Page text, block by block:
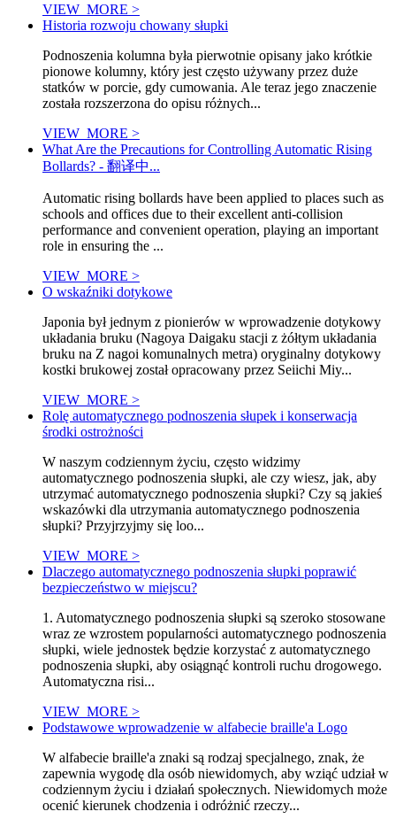
VIEW_MORE >
Historia rozwoju chowany słupki
Podnoszenia kolumna była pierwotnie opisany jako krótkie
pionowe kolumny, który jest często używany przez duże
statków w porcie, gdy cumowania. Ale teraz jego znaczenie
została rozszerzona do opisu różnych...
VIEW_MORE >
What Are the Precautions for Controlling Automatic Rising
Bollards? - 翻译中...
Automatic rising bollards have been applied to places such as
schools and offices due to their excellent anti-collision
performance and convenient operation, playing an important
role in ensuring the ...
VIEW_MORE >
O wskaźniki dotykowe
Japonia był jednym z pionierów w wprowadzenie dotykowy
układania bruku (Nagoya Daigaku stacji z żółtym układania
bruku na Z nagoi komunalnych metra) oryginalny dotykowy
kostki brukowej został opracowany przez Seiichi Miy...
VIEW_MORE >
Rolę automatycznego podnoszenia słupek i konserwacja
środki ostrożności
W naszym codziennym życiu, często widzimy
automatycznego podnoszenia słupki, ale czy wiesz, jak, aby
utrzymać automatycznego podnoszenia słupki? Czy są jakieś
wskazówki dla utrzymania automatycznego podnoszenia
słupki? Przyjrzyjmy się loo...
VIEW_MORE >
Dlaczego automatycznego podnoszenia słupki poprawić
bezpieczeństwo w miejscu?
1. Automatycznego podnoszenia słupki są szeroko stosowane
wraz ze wzrostem popularności automatycznego podnoszenia
słupki, wiele jednostek będzie korzystać z automatycznego
podnoszenia słupki, aby osiągnąć kontroli ruchu drogowego.
Automatyczna risi...
VIEW_MORE >
Podstawowe wprowadzenie w alfabecie braille'a Logo
W alfabecie braille'a znaki są rodzaj specjalnego, znak, że
zapewnia wygodę dla osób niewidomych, aby wziąć udział w
codziennym życiu i działań społecznych. Niewidomych może
ocenić kierunek chodzenia i odróżnić rzeczy...